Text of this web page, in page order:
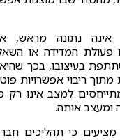
אינה נתונה מראש,
פעולת המדידה או
בעיצובו, בכך
ריבוי אפשרויות
למצב אינו
ומעצב אותה.
כי תהליכים